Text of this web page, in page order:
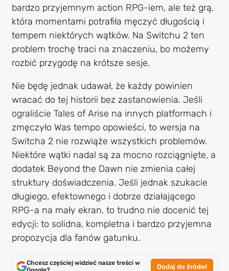
bardzo przyjemnym action RPG-iem, ale też grą,
która momentami potrafiła męczyć długością i
tempem niektórych wątków. Na Switchu 2 ten
problem trochę traci na znaczeniu, bo możemy
rozbić przygodę na krótsze sesje.
Nie będę jednak udawał, że każdy powinien
wracać do tej historii bez zastanowienia. Jeśli
ograliście Tales of Arise na innych platformach i
zmęczyło Was tempo opowieści, to wersja na
Switcha 2 nie rozwiąże wszystkich problemów.
Niektóre wątki nadal są za mocno rozciągnięte, a
dodatek Beyond the Dawn nie zmienia całej
struktury doświadczenia. Jeśli jednak szukacie
długiego, efektownego i dobrze działającego
RPG-a na mały ekran, to trudno nie docenić tej
edycji: to solidna, kompletna i bardzo przyjemna
propozycja dla fanów gatunku.
Chcesz częściej widzieć nasze treści w
Dodaj do źródeł